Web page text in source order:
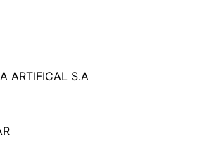
ARTIFICAL S.A